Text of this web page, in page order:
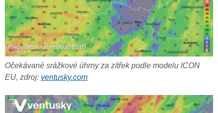
Očekávané srážkové úhrny za zítřek podle modelu ICON
EU, zdroj: ventusky.com